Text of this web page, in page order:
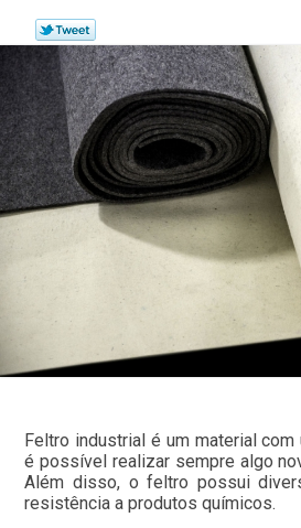
Feltro industrial é um material com
é possível realizar sempre algo
Além disso, o feltro possui
resistência a produtos químicos.